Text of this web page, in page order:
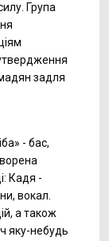
Група
задля
- бас,
Кадя -
вокал.
а також
яку-небудь